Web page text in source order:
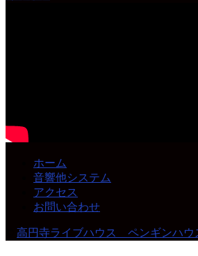
ホーム
音響他システム
アクセス
お問い合わせ
高円寺ライブハウス ペンギンハウ